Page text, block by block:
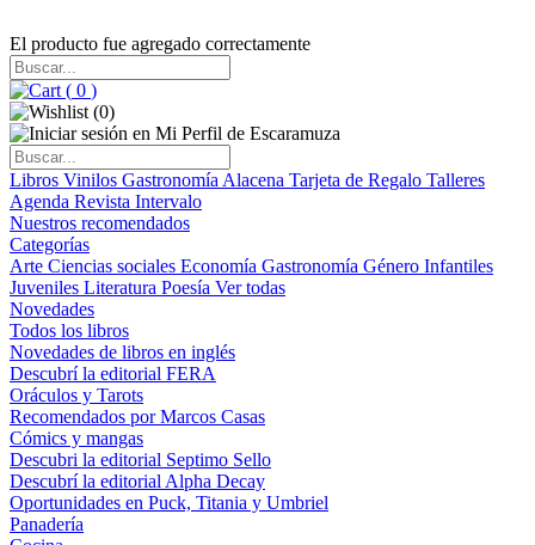
El producto fue agregado correctamente
( 0 )
(0)
Libros Vinilos Gastronomía Alacena Tarjeta de Regalo Talleres
Agenda Revista Intervalo
Nuestros recomendados
Categorías
Arte Ciencias sociales Economía Gastronomía Género Infantiles
Juveniles Literatura Poesía Ver todas
Novedades
Todos los libros
Novedades de libros en inglés
Descubrí la editorial FERA
Oráculos y Tarots
Recomendados por Marcos Casas
Cómics y mangas
Descubri la editorial Septimo Sello
Descubrí la editorial Alpha Decay
Oportunidades en Puck, Titania y Umbriel
Panadería